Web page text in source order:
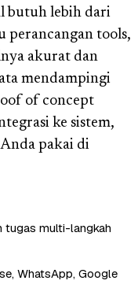
butuh lebih dari
perancangan tools,
akurat dan
mendampingi
of concept
ke sistem,
Anda pakai di
tugas multi-langkah
WhatsApp, Google